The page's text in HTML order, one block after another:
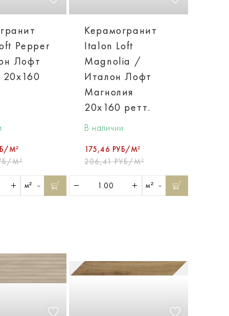
Pepper
Лофт
М²
М²
м²
Керамогранит
Italon Loft
Magnolia /
Италон Лофт
Магнолия
20х160 ретт.
В наличии
175,46 РУБ/М²
206,41 РУБ/М²
м²